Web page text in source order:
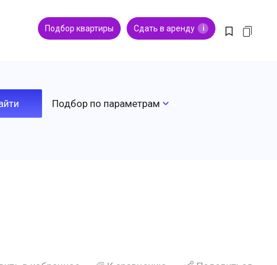
Подбор квартиры Сдать в аренду i
Подбор по параметрам